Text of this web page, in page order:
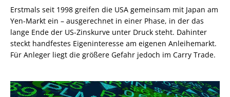
Erstmals seit 1998 greifen die USA gemeinsam mit Japan am
Yen-Markt ein – ausgerechnet in einer Phase, in der das
lange Ende der US-Zinskurve unter Druck steht. Dahinter
steckt handfestes Eigeninteresse am eigenen Anleihemarkt.
Für Anleger liegt die größere Gefahr jedoch im Carry Trade.